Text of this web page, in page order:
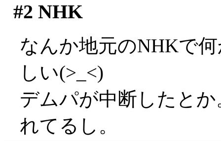
#2 NHK
なんか地元のNHKで
しい(>_<)
デムパが中断したと
れてるし。